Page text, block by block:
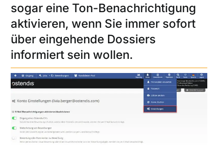
sogar eine Ton-Benachrichtigung
aktivieren, wenn Sie immer sofort
über eingehende Dossiers
informiert sein wollen.